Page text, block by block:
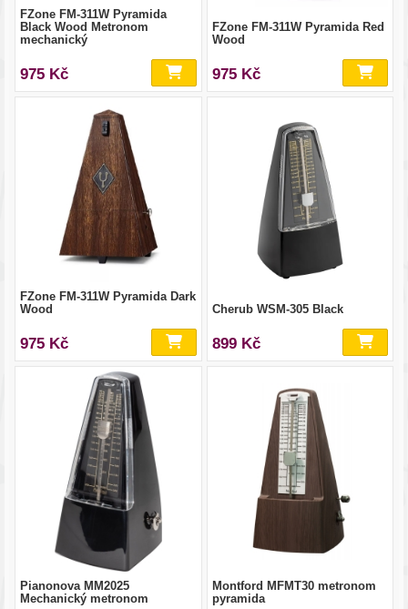
FZone FM-311W Pyramida
Black Wood Metronom
mechanický
975 Kč
FZone FM-311W Pyramida Red
Wood
975 Kč
FZone FM-311W Pyramida Dark
Wood
975 Kč
Cherub WSM-305 Black
899 Kč
Pianonova MM2025
Mechanický metronom
Montford MFMT30 metronom
pyramida